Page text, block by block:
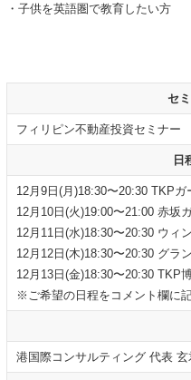
・子供を英語圏で教育したい方
セ
フィリピン不動産投資セミナー
日
12月9日(月)18:30〜20:30 TKPガ
12月10日(火)19:00〜21:00 赤坂
12月11日(水)18:30〜20:30 ウィ
12月12日(木)18:30〜20:30 グラ
12月13日(金)18:30〜20:30 TKP
※ご希望の日程をコメント欄に記
港国際コンサルティング 代表 玄